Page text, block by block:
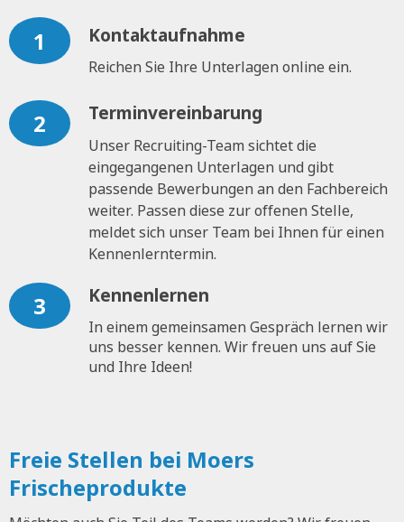
1 Kontaktaufnahme
Reichen Sie Ihre Unterlagen online ein.
2 Terminvereinbarung
Unser Recruiting-Team sichtet die
eingegangenen Unterlagen und gibt
passende Bewerbungen an den Fachbereich
weiter. Passen diese zur offenen Stelle,
meldet sich unser Team bei Ihnen für einen
Kennenlerntermin.
3 Kennenlernen
In einem gemeinsamen Gespräch lernen wir
uns besser kennen. Wir freuen uns auf Sie
und Ihre Ideen!
Freie Stellen bei Moers
Frischeprodukte